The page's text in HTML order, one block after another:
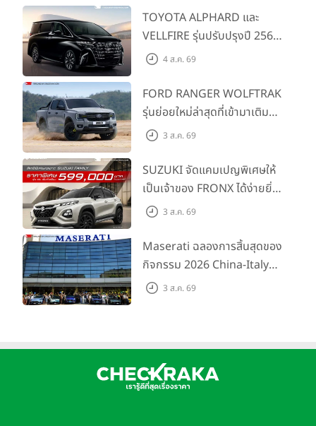
แสดงออก ทางด้านจินตนาการ และความคิดสร้างสรรค์ผ่านการ
วาดภาพระบายสี และในทุกปีเราได้สนับสนุนเยาวชนที่มีความ
สามารถทางด้านศิลปะ ด้วยการคัดเลือกผลงานส่งเข้าประกวดระดับ
โลกที่ประเทศญี่ปุ่น หลายปีที่ผ่านมาเยาวชนไทยของเรา สามารถ
คว้ารางวัลระดับโลก และสร้างชื่อเสียงให้กับประเทศได้รวมทั้งสิ้นถึง
47 รางวัล ซึ่งรางวัลนี้สามารถนำไปต่อยอดเป็นผลงานใน
Portfolio สมัครเข้าเรียนต่อในระดับมหาวิทยาลัย และเป็น
เกียรติคุณติดตัวต่อไปได้อีกด้วย
TOYOTA ALPHARD และ
VELLFIRE รุ่นปรับปรุงปี 2569
พร้อมรุ่นย่อยใหม่ HEV
4 ส.ค. 69
FORD RANGER WOLFTRAK
รุ่นย่อยใหม่ล่าสุดที่เข้ามาเติม
เต็มไลน์อัป พร้อมตอบโจทย์ทุก
พร้อมลุย ด้วยราคาพิเศษเริ่ม
ต้นที่ 9.49 แสนบาท
3 ส.ค. 69
SUZUKI จัดแคมเปญพิเศษให้
เป็นเจ้าของ FRONX ได้ง่ายยิ่ง
ขึ้นสำหรับรุ่น GL ราคาพิเศษ
200 คัน พร้อมข้อเสนอสุดคุ้ม
3 ส.ค. 69
Maserati ฉลองการสิ้นสุดของ
กิจกรรม 2026 China-Italy
Grand Tour ณ สำนักงาน
3 ส.ค. 69